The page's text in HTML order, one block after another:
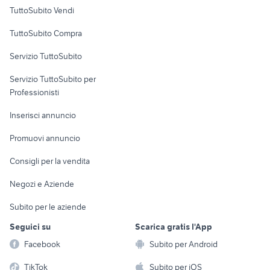
Informatica
Console e
Fotografia
Telefonia
Biciclette
TuttoSubito Vendi
TuttoSubito Compra
Servizio TuttoSubito
Servizio TuttoSubito per
Professionisti
Inserisci annuncio
Promuovi annuncio
Consigli per la vendita
Negozi e Aziende
Subito per le aziende
Seguici su
Facebook
TikTok
Scarica gratis l'App
Subito per Android
Subito per iOS